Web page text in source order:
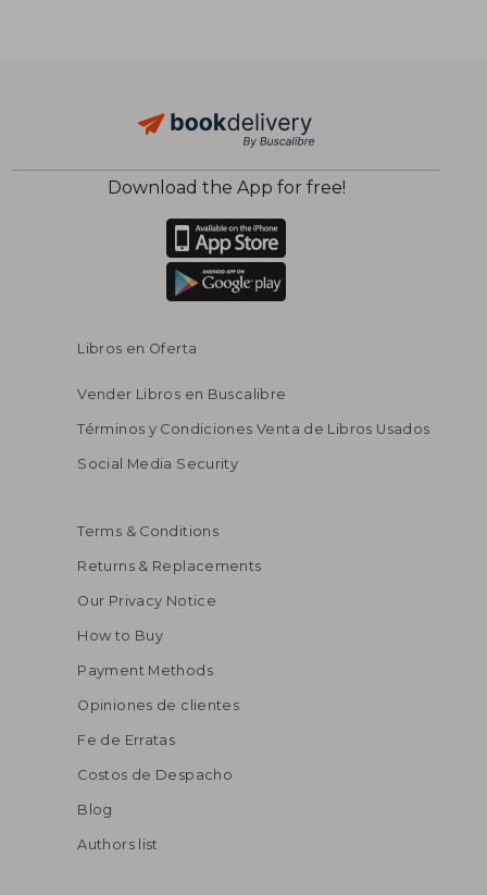
Download the App for free!
Libros en Oferta
Vender Libros en Buscalibre
Términos y Condiciones Venta de Libros Usados
Social Media Security
Terms & Conditions
Returns & Replacements
Our Privacy Notice
How to Buy
Payment Methods
Opiniones de clientes
Fe de Erratas
Costos de Despacho
Blog
Authors list